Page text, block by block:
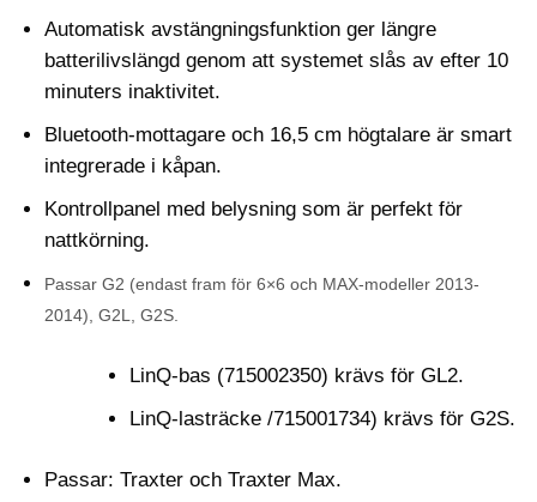
Automatisk avstängningsfunktion ger längre
batterilivslängd genom att systemet slås av efter 10
minuters inaktivitet.
Bluetooth-mottagare och 16,5 cm högtalare är smart
integrerade i kåpan.
Kontrollpanel med belysning som är perfekt för
nattkörning.
Passar G2 (endast fram för 6×6 och MAX-modeller 2013-
2014), G2L, G2S.
LinQ-bas (715002350) krävs för GL2.
LinQ-lasträcke /715001734) krävs för G2S.
Passar: Traxter och Traxter Max.